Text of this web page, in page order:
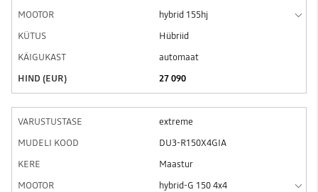
hybrid 155hj
Hübriid
automaat
27 090
extreme
DU3-R150X4GIA
Maastur
hybrid-G 150 4x4